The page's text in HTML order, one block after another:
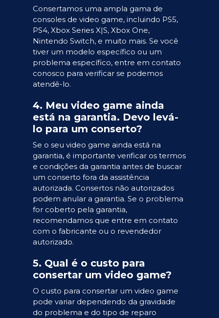
Consertamos uma ampla gama de
consoles de video game, incluindo PS5,
PS4, Xbox Series X|S, Xbox One,
Nintendo Switch, e muito mais. Se você
tiver um modelo específico ou um
problema específico, entre em contato
conosco para verificar se podemos
atendê-lo.
4. Meu video game ainda
está na garantia. Devo levá-
lo para um conserto?
Se o seu video game ainda está na
garantia, é importante verificar os termos
e condições da garantia antes de buscar
um conserto fora da assistência
autorizada. Consertos não autorizados
podem anular a garantia. Se o problema
for coberto pela garantia,
recomendamos que entre em contato
com o fabricante ou o revendedor
autorizado.
5. Qual é o custo para
consertar um video game?
O custo para consertar um video game
pode variar dependendo da gravidade
do problema e do tipo de reparo